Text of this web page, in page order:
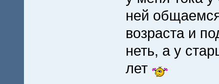
ней
возраста и
неть, а у
лет